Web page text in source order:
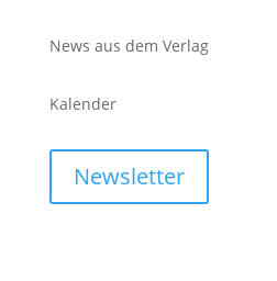
News aus dem Verlag
Kalender
Newsletter